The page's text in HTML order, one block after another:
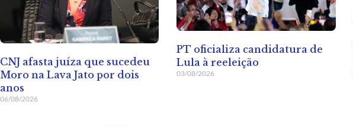
CNJ afasta juíza que sucedeu
Moro na Lava Jato por dois
anos
06/08/2026
PT oficializa candidatura de
Lula à reeleição
03/08/2026